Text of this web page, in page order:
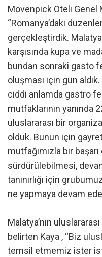
Mövenpick Oteli Genel
“Romanya’daki
gerçekleştirdik.
karşısında kupa ve
bundan sonraki gasto
oluşması için gün aldık.
ciddi anlamda gastro
mutfaklarının yanında
uluslararası bir
olduk. Bunun için
mutfağımızla bir
sürdürülebilmesi,
tanınırlığı için
ne yapmaya devam
Malatya’nın
belirten Kaya , “Biz
temsil etmemiz ister